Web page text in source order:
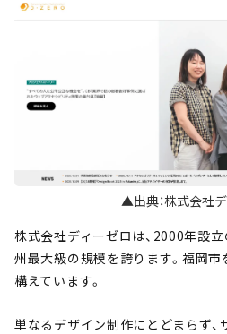
▲出典：株式会社
株式会社ディーゼロは、2000年設
州最大級の規模を誇ります。福岡市
構えています。
単なるデザイン制作にとどまらず